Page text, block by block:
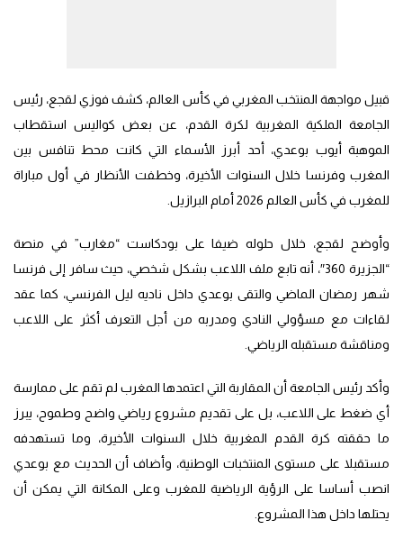
قبيل مواجهة المنتخب المغربي في كأس العالم، كشف فوزي لقجع، رئيس
الجامعة الملكية المغربية لكرة القدم، عن بعض كواليس استقطاب
الموهبة أيوب بوعدي، أحد أبرز الأسماء التي كانت محط تنافس بين
المغرب وفرنسا خلال السنوات الأخيرة، وخطفت الأنظار في أول مباراة
للمغرب في كأس العالم 2026 أمام البرازيل.
وأوضح لقجع، خلال حلوله ضيفا على بودكاست “مغارب” في منصة
“الجزيرة 360″، أنه تابع ملف اللاعب بشكل شخصي، حيث سافر إلى فرنسا
شهر رمضان الماضي والتقى بوعدي داخل ناديه ليل الفرنسي، كما عقد
لقاءات مع مسؤولي النادي ومدربه من أجل التعرف أكثر على اللاعب
ومناقشة مستقبله الرياضي.
وأكد رئيس الجامعة أن المقاربة التي اعتمدها المغرب لم تقم على ممارسة
أي ضغط على اللاعب، بل على تقديم مشروع رياضي واضح وطموح، يبرز
ما حققته كرة القدم المغربية خلال السنوات الأخيرة، وما تستهدفه
مستقبلا على مستوى المنتخبات الوطنية، وأضاف أن الحديث مع بوعدي
انصب أساسا على الرؤية الرياضية للمغرب وعلى المكانة التي يمكن أن
يحتلها داخل هذا المشروع.